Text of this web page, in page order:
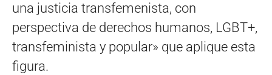
una justicia transfemenista, con
perspectiva de derechos humanos, LGBT+,
transfeminista y popular» que aplique esta
figura.